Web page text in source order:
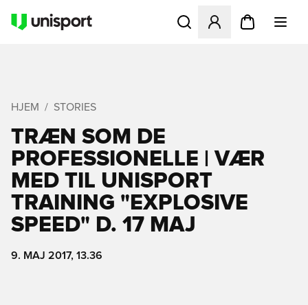
Åbner en Modal til at
HJEM STORIES
TRÆN SOM DE
PROFESSIONELLE | VÆR
MED TIL UNISPORT
TRAINING "EXPLOSIVE
SPEED" D. 17 MAJ
9. MAJ 2017, 13.36